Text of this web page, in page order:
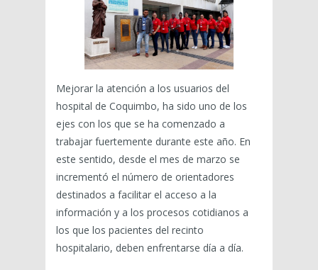
Mejorar la atención a los usuarios del
hospital de Coquimbo, ha sido uno de los
ejes con los que se ha comenzado a
trabajar fuertemente durante este año. En
este sentido, desde el mes de marzo se
incrementó el número de orientadores
destinados a facilitar el acceso a la
información y a los procesos cotidianos a
los que los pacientes del recinto
hospitalario, deben enfrentarse día a día.